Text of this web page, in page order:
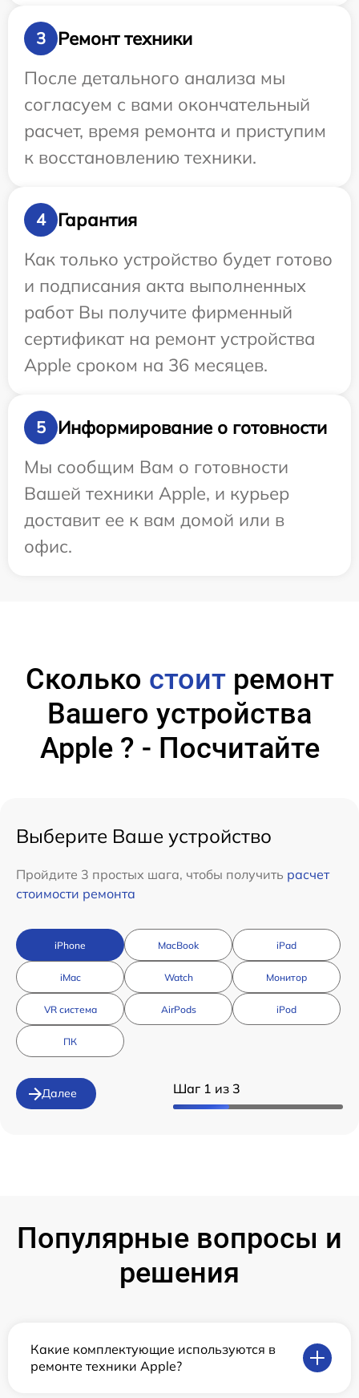
3
Ремонт техники
После детального анализа мы
согласуем с вами окончательный
расчет, время ремонта и приступим
к восстановлению техники.
4
Гарантия
Как только устройство будет готово
и подписания акта выполненных
работ Вы получите фирменный
сертификат на ремонт устройства
Apple сроком на 36 месяцев.
5
Информирование о готовности
Мы сообщим Вам о готовности
Вашей техники Apple, и курьер
доставит ее к вам домой или в
офис.
Сколько стоитремонт
Вашего устройства
Apple ? - Посчитайте
Шаг 1 из 3
Выберите Ваше устройство
Пройдите 3 простых шага, чтобы получить расчет
стоимости ремонта
iPhone MacBook iPad
iMac Watch Монитор
VR система AirPods iPod
ПК
Далее
Популярные вопросы и
решения
Какие комплектующие используются в
ремонте техники Apple?